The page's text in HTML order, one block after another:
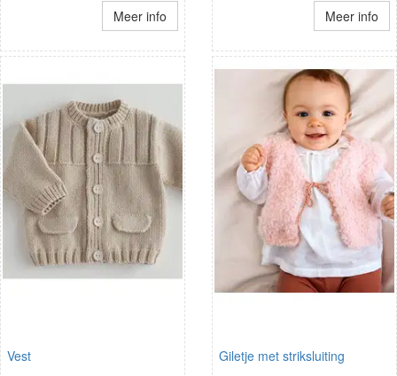
Meer info Meer info
Vest Giletje met striksluiting